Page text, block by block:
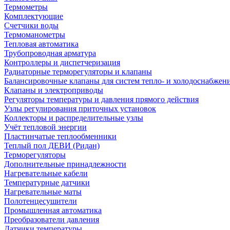
Термометры
Комплектующие
Счетчики воды
Термоманометры
Тепловая автоматика
Трубопроводная арматура
Контроллеры и диспетчеризация
Радиаторные терморегуляторы и клапаны
Балансировочные клапаны для систем тепло- и
Клапаны и электроприводы
Регуляторы температуры и давления прямого действия
Узлы регулирования приточных установок
Коллекторы и распределительные узлы
Учёт тепловой энергии
Пластинчатые теплообменники
Теплый пол ДЕВИ (Ридан)
Терморегуляторы
Дополнительные принадлежности
Нагревательные кабели
Температурные датчики
Нагревательные маты
Полотенцесушители
Промышленная автоматика
Преобразователи давления